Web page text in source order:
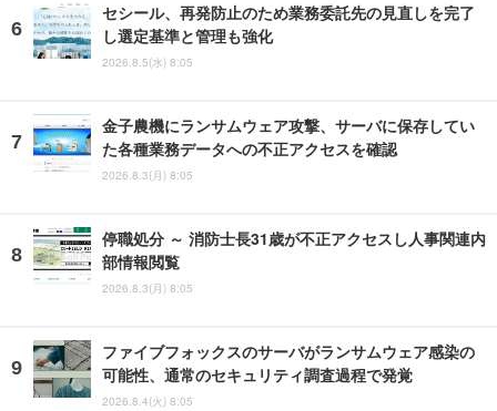
セシール、再発防止のため業務委託先の見直しを完了
し選定基準と管理も強化
2026.8.5(水) 8:05
金子農機にランサムウェア攻撃、サーバに保存してい
た各種業務データへの不正アクセスを確認
2026.8.3(月) 8:05
停職処分 ～ 消防士長31歳が不正アクセスし人事関連内
部情報閲覧
2026.8.3(月) 8:05
ファイブフォックスのサーバがランサムウェア感染の
可能性、通常のセキュリティ調査過程で発覚
2026.8.4(火) 8:05